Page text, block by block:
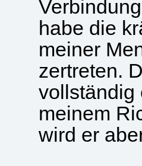
habe die
meiner
zertreten.
vollständig
meinem
wird er